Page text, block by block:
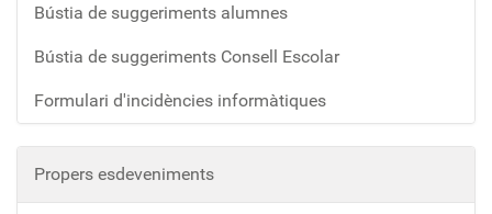
Bústia de suggeriments alumnes
Bústia de suggeriments Consell Escolar
Formulari d'incidències informàtiques
Propers esdeveniments